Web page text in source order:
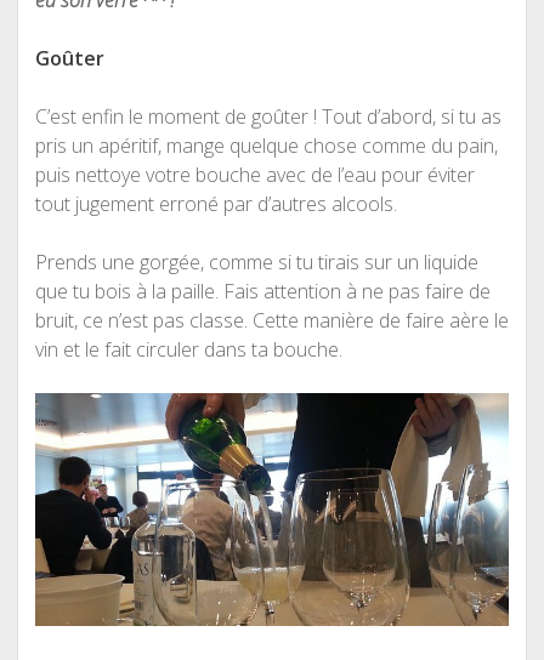
Goûter
C’est enfin le moment de goûter ! Tout d’abord, si tu as
pris un apéritif, mange quelque chose comme du pain,
puis nettoye votre bouche avec de l’eau pour éviter
tout jugement erroné par d’autres alcools.
Prends une gorgée, comme si tu tirais sur un liquide
que tu bois à la paille. Fais attention à ne pas faire de
bruit, ce n’est pas classe. Cette manière de faire aère le
vin et le fait circuler dans ta bouche.